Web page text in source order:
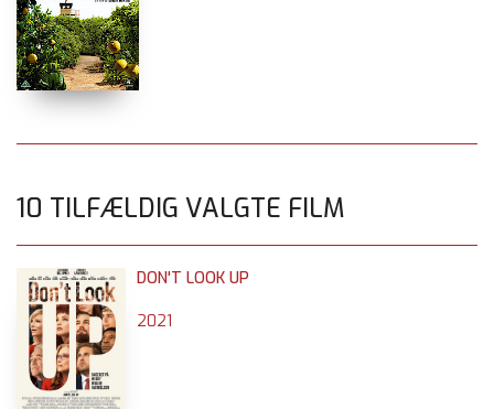
10 TILFÆLDIG VALGTE FILM
DON'T LOOK UP
2021